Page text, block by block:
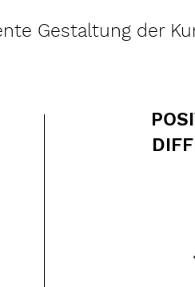
Gestaltung der